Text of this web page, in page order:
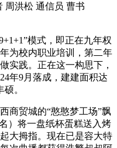
周洪松 通信员 曹书
模式，即正在九年权
为校内职业培训，第二年
实践。正在这一构思下，
年9月落成，建建面积达
。
贸城的“憨憨梦工场”飘
）将一盘纸杯蛋糕送入烤
大拇指。现在已是容大特